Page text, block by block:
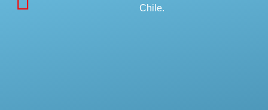
Chile.